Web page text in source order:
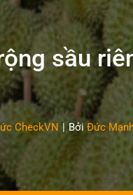
sầu
CheckVN | Bởi Đức